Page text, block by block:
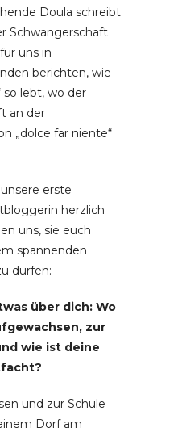
Doula schreibt
Schwangerschaft
uns in
berichten, wie
so lebt, wo der
an der
„dolce far niente“
erste
herzlich
uns, sie euch
spannenden
dürfen:
über dich: Wo
zur
wie ist deine
und zur Schule
Dorf am